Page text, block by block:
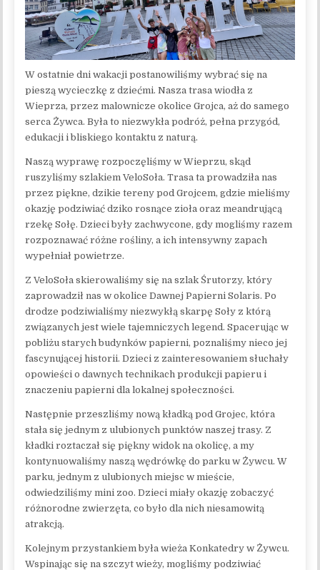
W ostatnie dni wakacji postanowiliśmy wybrać się na
pieszą wycieczkę z dziećmi. Nasza trasa wiodła z
Wieprza, przez malownicze okolice Grojca, aż do samego
serca Żywca. Była to niezwykła podróż, pełna przygód,
edukacji i bliskiego kontaktu z naturą.
Naszą wyprawę rozpoczęliśmy w Wieprzu, skąd
ruszyliśmy szlakiem VeloSoła. Trasa ta prowadziła nas
przez piękne, dzikie tereny pod Grojcem, gdzie mieliśmy
okazję podziwiać dziko rosnące zioła oraz meandrującą
rzekę Sołę. Dzieci były zachwycone, gdy mogliśmy razem
rozpoznawać różne rośliny, a ich intensywny zapach
wypełniał powietrze.
Z VeloSoła skierowaliśmy się na szlak Śrutorzy, który
zaprowadził nas w okolice Dawnej Papierni Solaris. Po
drodze podziwialiśmy niezwykłą skarpę Soły z którą
związanych jest wiele tajemniczych legend. Spacerując w
pobliżu starych budynków papierni, poznaliśmy nieco jej
fascynującej historii. Dzieci z zainteresowaniem słuchały
opowieści o dawnych technikach produkcji papieru i
znaczeniu papierni dla lokalnej społeczności.
Następnie przeszliśmy nową kładką pod Grojec, która
stała się jednym z ulubionych punktów naszej trasy. Z
kładki roztaczał się piękny widok na okolicę, a my
kontynuowaliśmy naszą wędrówkę do parku w Żywcu. W
parku, jednym z ulubionych miejsc w mieście,
odwiedziliśmy mini zoo. Dzieci miały okazję zobaczyć
różnorodne zwierzęta, co było dla nich niesamowitą
atrakcją.
Kolejnym przystankiem była wieża Konkatedry w Żywcu.
Wspinając się na szczyt wieży, mogliśmy podziwiać